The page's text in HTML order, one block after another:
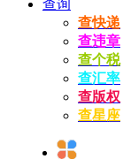
查询
查快递
查违章
查个税
查汇率
查版权
查星座